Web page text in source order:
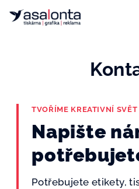
TVOŘÍME KREATIVNÍ SVĚT
Napište
Potřebujete etikety,